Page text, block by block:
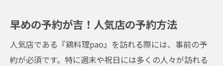
早めの予約が吉！人気店の予約方法
人気店である『鶏料理pao』を訪れる際には、事前の予
約が必須です。特に週末や祝日には多くの人々が訪れる